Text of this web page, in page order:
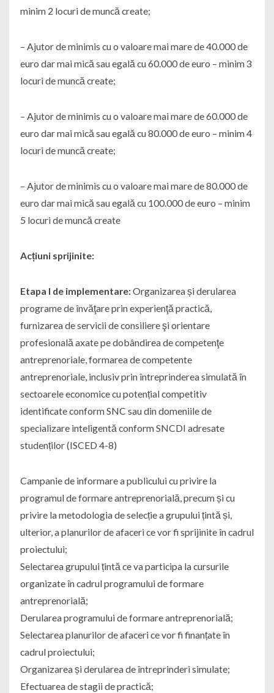
minim 2 locuri de muncă create;
– Ajutor de minimis cu o valoare mai mare de 40.000 de
euro dar mai mică sau egală cu 60.000 de euro – minim 3
locuri de muncă create;
– Ajutor de minimis cu o valoare mai mare de 60.000 de
euro dar mai mică sau egală cu 80.000 de euro – minim 4
locuri de muncă create;
– Ajutor de minimis cu o valoare mai mare de 80.000 de
euro dar mai mică sau egală cu 100.000 de euro – minim
5 locuri de muncă create
Acțiuni sprijinite:
Etapa I de implementare:Organizarea și derularea
programe de învăţare prin experienţă practică,
furnizarea de servicii de consiliere şi orientare
profesională axate pe dobândirea de competenţe
antreprenoriale, formarea de competente
antreprenoriale, inclusiv prin întreprinderea simulată în
sectoarele economice cu potențial competitiv
identificate conform SNC sau din domeniile de
specializare inteligentă conform SNCDI adresate
studenților (ISCED 4-8)
Campanie de informare a publicului cu privire la
programul de formare antreprenorială, precum și cu
privire la metodologia de selecție a grupului țintă și,
ulterior, a planurilor de afaceri ce vor fi sprijinite în cadrul
proiectului;
Selectarea grupului țintă ce va participa la cursurile
organizate în cadrul programului de formare
antreprenorială;
Derularea programului de formare antreprenorială;
Selectarea planurilor de afaceri ce vor fi finanțate în
cadrul proiectului;
Organizarea și derularea de întreprinderi simulate;
Efectuarea de stagii de practică;